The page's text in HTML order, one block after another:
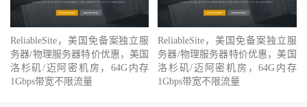
ReliableSite，美国免备案独立服
务器/物理服务器特价优惠，美国
洛杉矶/迈阿密机房，64G内存
1Gbps带宽不限流量
ReliableSite，美国免备案独立服
务器/物理服务器特价优惠，美国
洛杉矶/迈阿密机房，64G内存
1Gbps带宽不限流量